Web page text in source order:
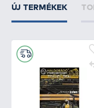
ÚJ TERMÉKEK